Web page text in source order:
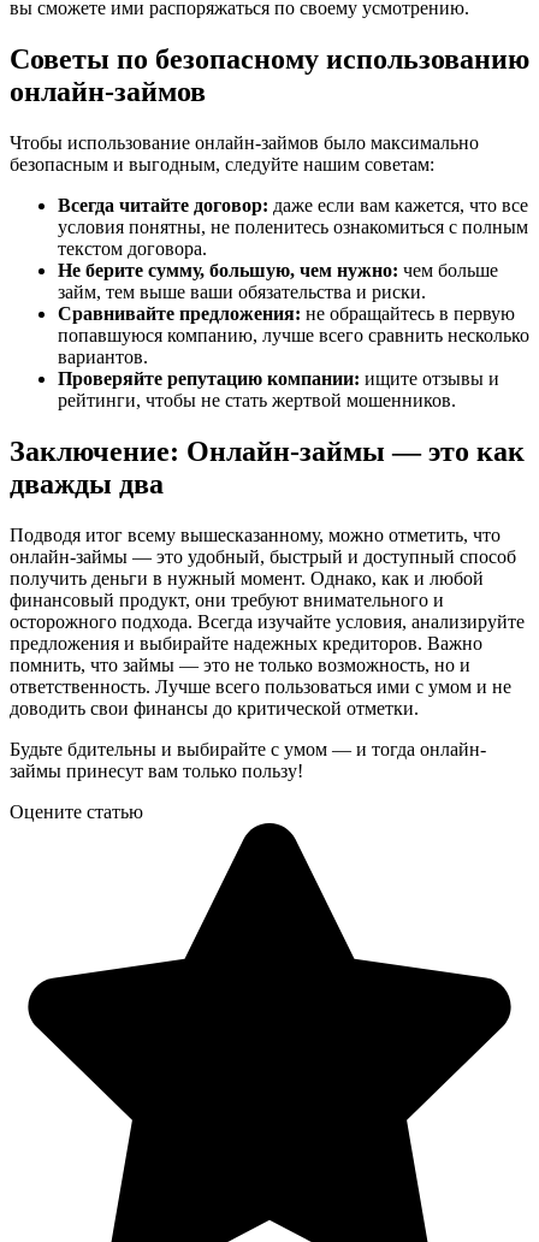
вы сможете ими распоряжаться по своему усмотрению.
Советы по безопасному использованию
онлайн-займов
Чтобы использование онлайн-займов было максимально
безопасным и выгодным, следуйте нашим советам:
Всегда читайте договор: даже если вам кажется, что все
условия понятны, не поленитесь ознакомиться с полным
текстом договора.
Не берите сумму, большую, чем нужно: чем больше
займ, тем выше ваши обязательства и риски.
Сравнивайте предложения: не обращайтесь в первую
попавшуюся компанию, лучше всего сравнить несколько
вариантов.
Проверяйте репутацию компании: ищите отзывы и
рейтинги, чтобы не стать жертвой мошенников.
Заключение: Онлайн-займы — это как
дважды два
Подводя итог всему вышесказанному, можно отметить, что
онлайн-займы — это удобный, быстрый и доступный способ
получить деньги в нужный момент. Однако, как и любой
финансовый продукт, они требуют внимательного и
осторожного подхода. Всегда изучайте условия, анализируйте
предложения и выбирайте надежных кредиторов. Важно
помнить, что займы — это не только возможность, но и
ответственность. Лучше всего пользоваться ими с умом и не
доводить свои финансы до критической отметки.
Будьте бдительны и выбирайте с умом — и тогда онлайн-
займы принесут вам только пользу!
Оцените статью